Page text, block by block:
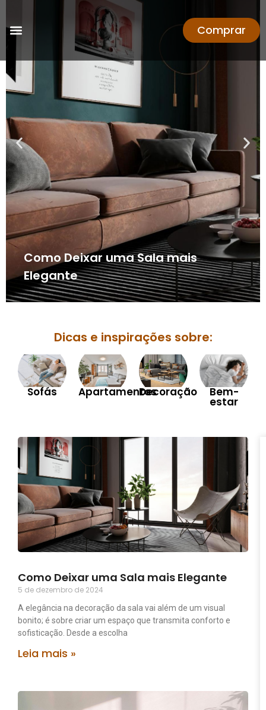
Comprar
Como Deixar uma Sala mais
Elegante
Dicas e inspirações sobre:
Sofás ApartamentosDecoração Bem-
estar
Como Deixar uma Sala mais Elegante
5 de dezembro de 2024
A elegância na decoração da sala vai além de um visual
bonito; é sobre criar um espaço que transmita conforto e
sofisticação. Desde a escolha
Leia mais »